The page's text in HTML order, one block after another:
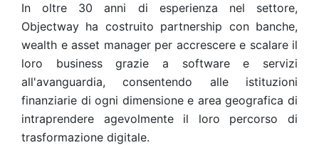
In oltre 30 anni di esperienza nel settore,
Objectway ha costruito partnership con banche,
wealth e asset manager per accrescere e scalare il
loro business grazie a software e servizi
all'avanguardia, consentendo alle istituzioni
finanziarie di ogni dimensione e area geografica di
intraprendere agevolmente il loro percorso di
trasformazione digitale.